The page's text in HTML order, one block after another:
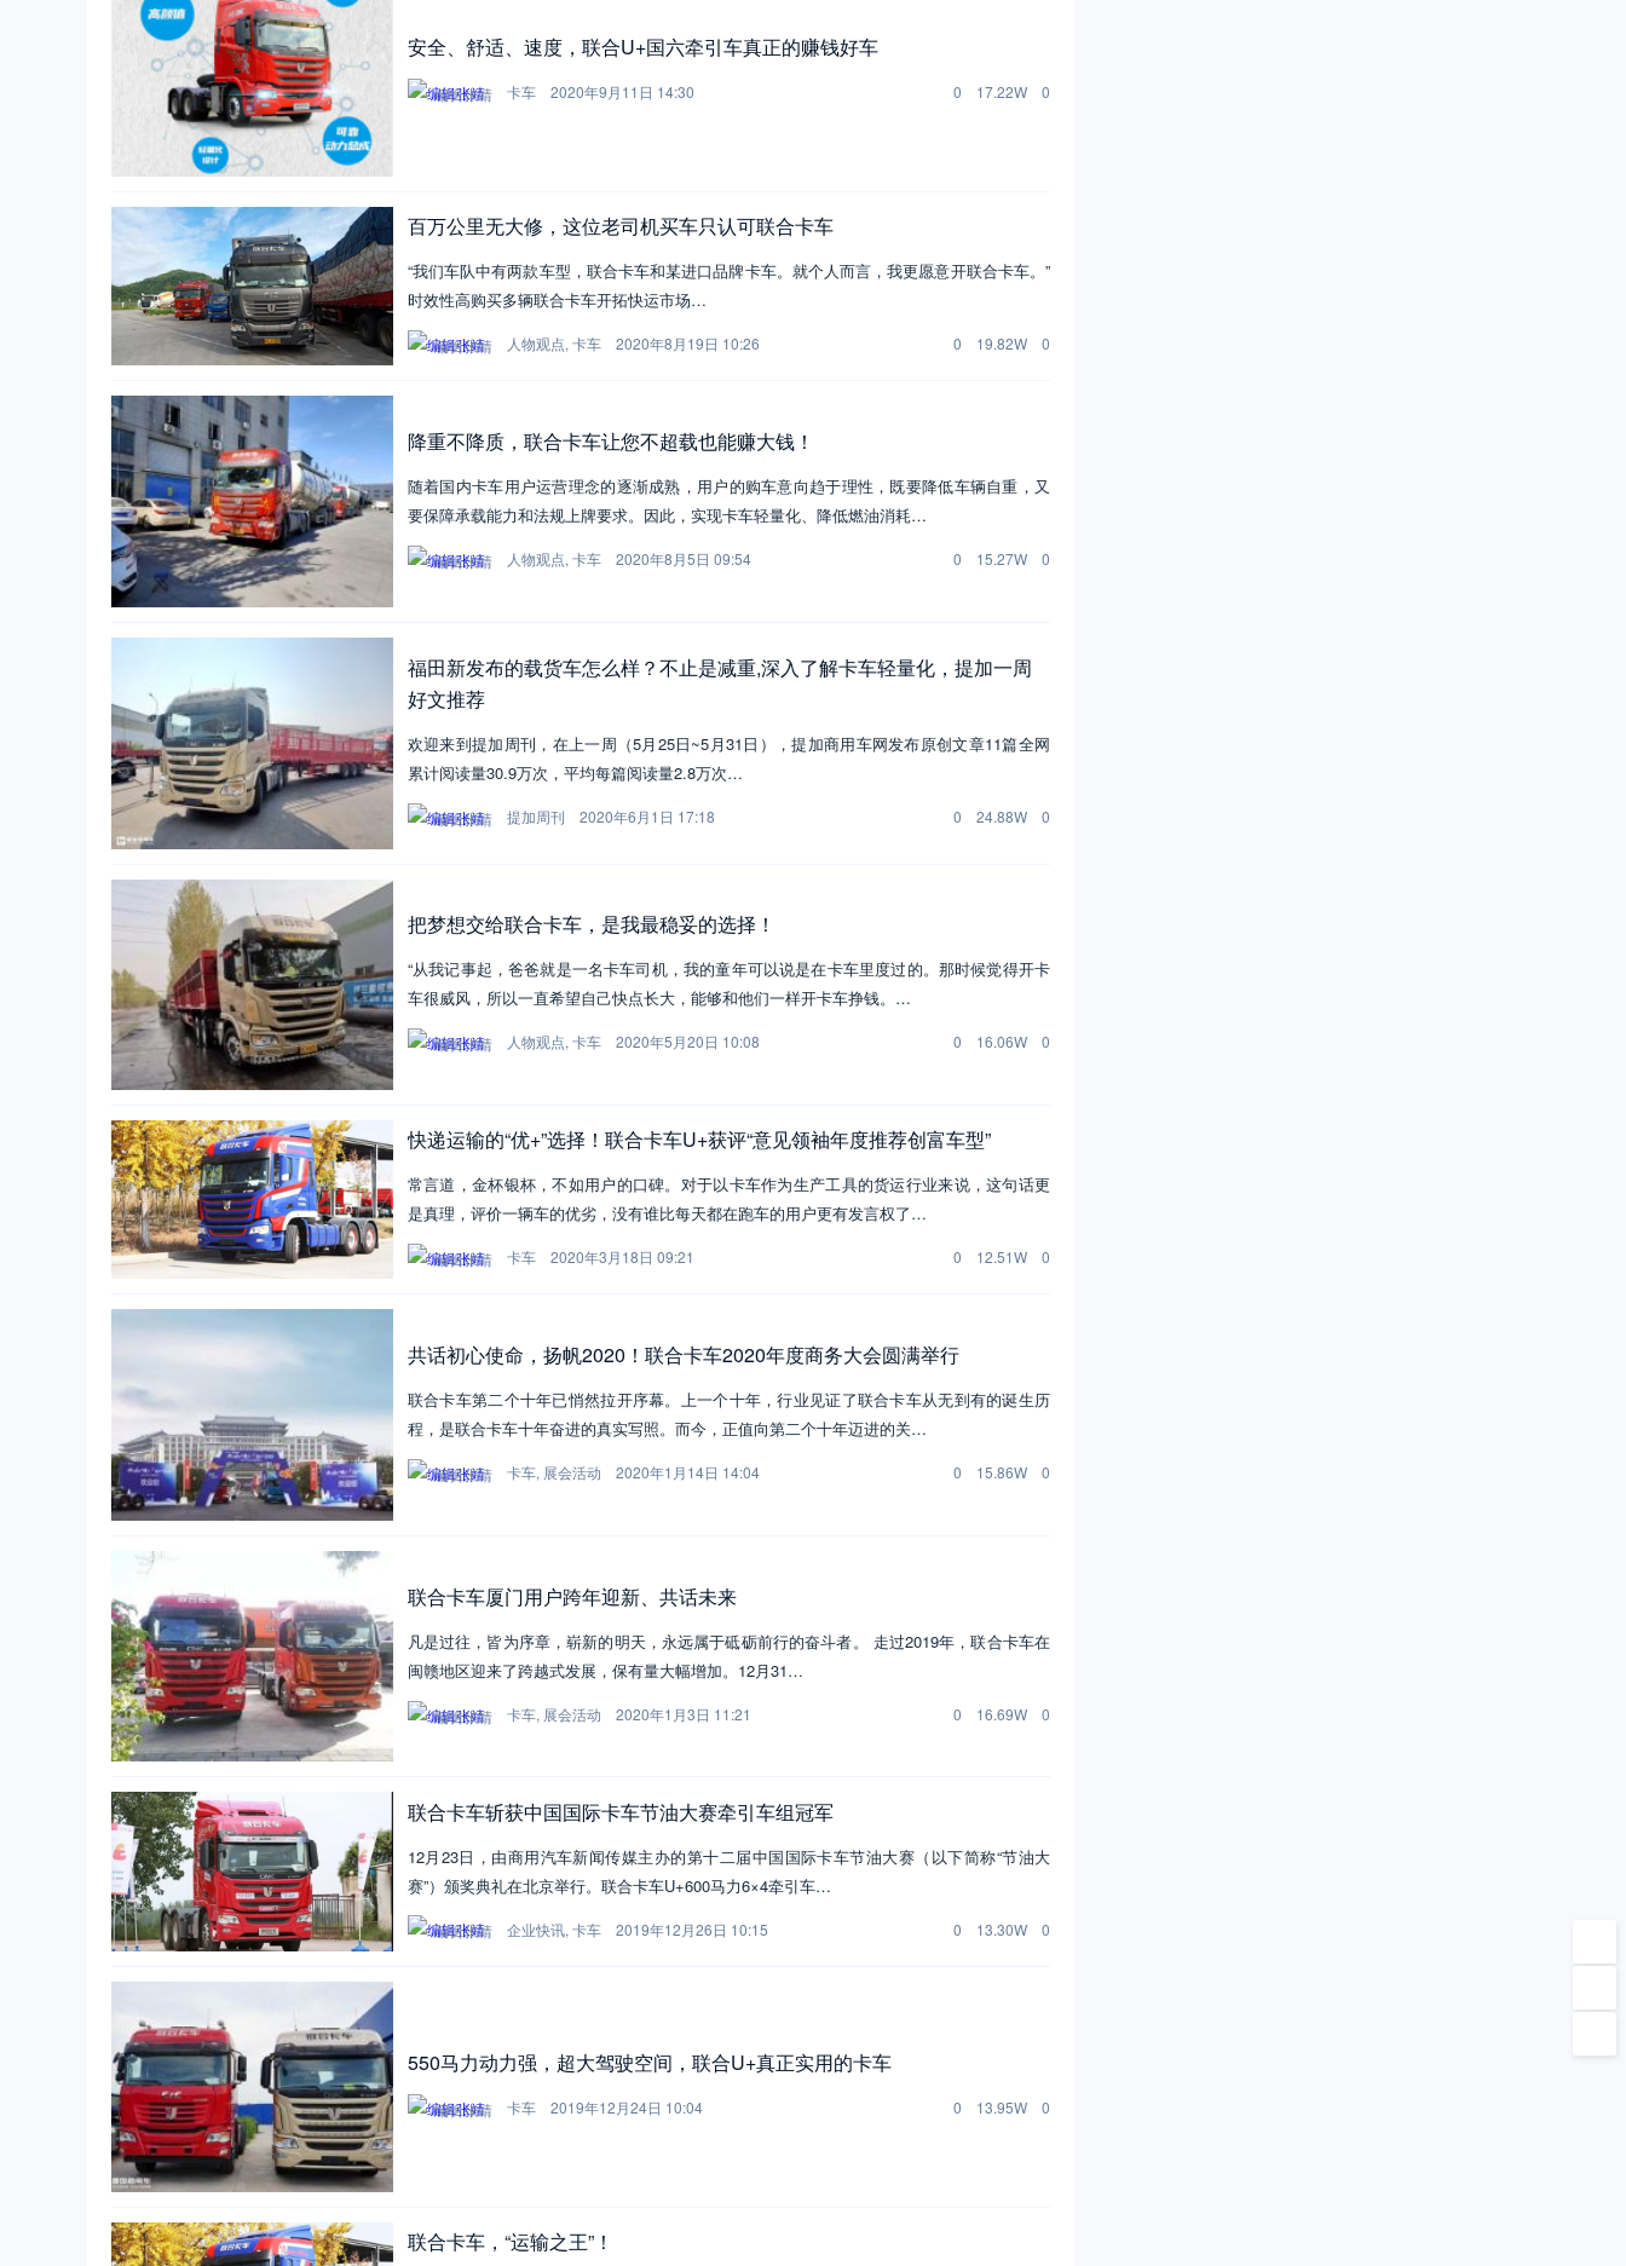
安全、舒适、速度，联合U+国六牵引车真正的赚钱好车
编辑张靖 卡车 2020年9月11日 14:30 0 17.22W 0
百万公里无大修，这位老司机买车只认可联合卡车
“我们车队中有两款车型，联合卡车和某进口品牌卡车。就个人而言，我更愿意开联合卡车。”
时效性高购买多辆联合卡车开拓快运市场…
编辑张靖 人物观点, 卡车 2020年8月19日 10:26 0 19.82W 0
降重不降质，联合卡车让您不超载也能赚大钱！
随着国内卡车用户运营理念的逐渐成熟，用户的购车意向趋于理性，既要降低车辆自重，又
要保障承载能力和法规上牌要求。因此，实现卡车轻量化、降低燃油消耗…
编辑张靖 人物观点, 卡车 2020年8月5日 09:54 0 15.27W 0
福田新发布的载货车怎么样？不止是减重,深入了解卡车轻量化，提加一周
好文推荐
欢迎来到提加周刊，在上一周（5月25日~5月31日），提加商用车网发布原创文章11篇全网
累计阅读量30.9万次，平均每篇阅读量2.8万次…
编辑张靖 提加周刊 2020年6月1日 17:18 0 24.88W 0
把梦想交给联合卡车，是我最稳妥的选择！
“从我记事起，爸爸就是一名卡车司机，我的童年可以说是在卡车里度过的。那时候觉得开卡
车很威风，所以一直希望自己快点长大，能够和他们一样开卡车挣钱。…
编辑张靖 人物观点, 卡车 2020年5月20日 10:08 0 16.06W 0
快递运输的“优+”选择！联合卡车U+获评“意见领袖年度推荐创富车型”
常言道，金杯银杯，不如用户的口碑。对于以卡车作为生产工具的货运行业来说，这句话更
是真理，评价一辆车的优劣，没有谁比每天都在跑车的用户更有发言权了…
编辑张靖 卡车 2020年3月18日 09:21 0 12.51W 0
共话初心使命，扬帆2020！联合卡车2020年度商务大会圆满举行
联合卡车第二个十年已悄然拉开序幕。上一个十年，行业见证了联合卡车从无到有的诞生历
程，是联合卡车十年奋进的真实写照。而今，正值向第二个十年迈进的关…
编辑张靖 卡车, 展会活动 2020年1月14日 14:04 0 15.86W 0
联合卡车厦门用户跨年迎新、共话未来
凡是过往，皆为序章，崭新的明天，永远属于砥砺前行的奋斗者。 走过2019年，联合卡车在
闽赣地区迎来了跨越式发展，保有量大幅增加。12月31…
编辑张靖 卡车, 展会活动 2020年1月3日 11:21 0 16.69W 0
联合卡车斩获中国国际卡车节油大赛牵引车组冠军
12月23日，由商用汽车新闻传媒主办的第十二届中国国际卡车节油大赛（以下简称“节油大
赛”）颁奖典礼在北京举行。联合卡车U+600马力6×4牵引车…
编辑张靖 企业快讯, 卡车 2019年12月26日 10:15 0 13.30W 0
550马力动力强，超大驾驶空间，联合U+真正实用的卡车
编辑张靖 卡车 2019年12月24日 10:04 0 13.95W 0
联合卡车，“运输之王”！